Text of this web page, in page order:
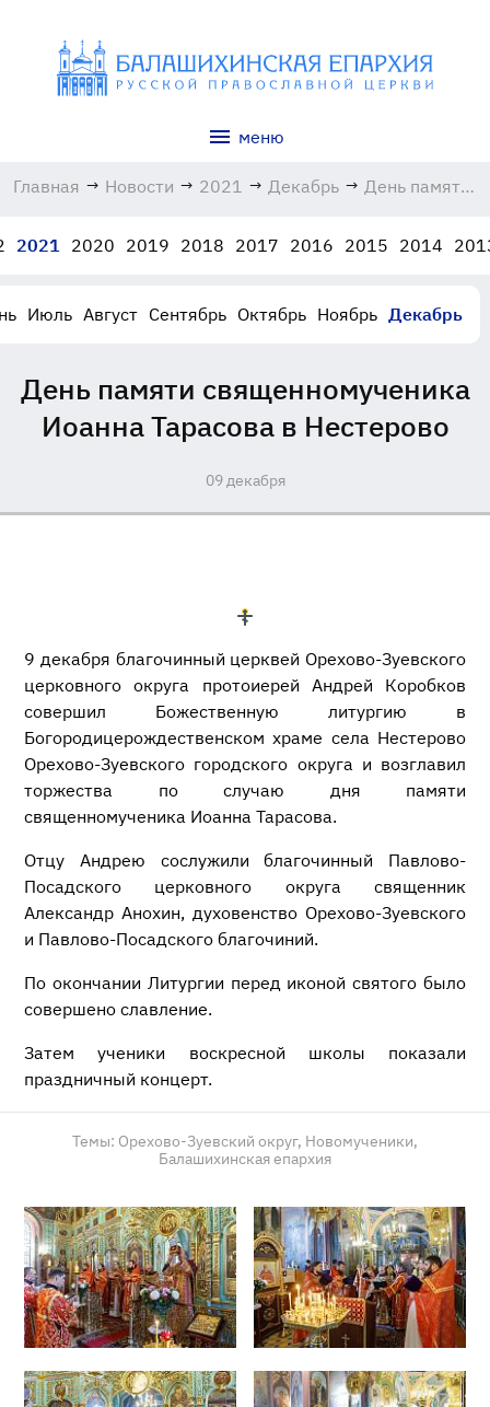
меню
Главная → Новости → 2021 → Декабрь → День памяти
Тарасова в
2021 2020 2019 2018 2017 2016 2015 2014
Июль Август Сентябрь Октябрь Ноябрь Декабрь
День памяти священномученика
Иоанна Тарасова в Нестерово
09 декабря
9 декабря благочинный церквей Орехово-Зуевского
церковного округа протоиерей Андрей Коробков
совершил Божественную литургию в
Богородицерождественском храме села Нестерово
Орехово-Зуевского городского округа и возглавил
торжества по случаю дня памяти
священномученика Иоанна Тарасова.
Отцу Андрею сослужили благочинный Павлово-
Посадского церковного округа священник
Александр Анохин, духовенство Орехово-Зуевского
и Павлово-Посадского благочиний.
По окончании Литургии перед иконой святого было
совершено славление.
Затем ученики воскресной школы показали
праздничный концерт.
Темы: Орехово-Зуевский округ, Новомученики,
Балашихинская епархия